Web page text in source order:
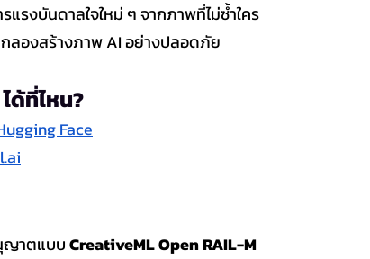
แรงบันดาลใจใหม่ ๆ จากภาพที่ไม่ซ้ำใคร
กลองสร้างภาพ AI อย่างปลอดภัย
ด้ที่ไหน?
Face
ญาตแบบ CreativeML Open RAIL-M